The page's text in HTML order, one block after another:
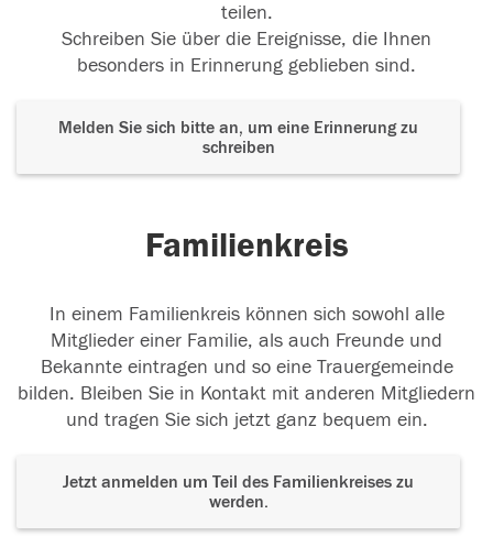
teilen.
Schreiben Sie über die Ereignisse, die Ihnen
besonders in Erinnerung geblieben sind.
Melden Sie sich bitte an, um eine Erinnerung zu
schreiben
Familienkreis
In einem Familienkreis können sich sowohl alle
Mitglieder einer Familie, als auch Freunde und
Bekannte eintragen und so eine Trauergemeinde
bilden. Bleiben Sie in Kontakt mit anderen Mitgliedern
und tragen Sie sich jetzt ganz bequem ein.
Jetzt anmelden um Teil des Familienkreises zu
werden.